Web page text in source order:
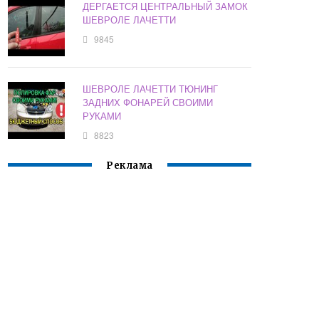
ДЕРГАЕТСЯ ЦЕНТРАЛЬНЫЙ ЗАМОК
ШЕВРОЛЕ ЛАЧЕТТИ
9845
ШЕВРОЛЕ ЛАЧЕТТИ ТЮНИНГ
ЗАДНИХ ФОНАРЕЙ СВОИМИ
РУКАМИ
8823
Реклама